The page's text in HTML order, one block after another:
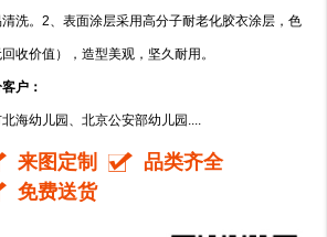
洗。2、表面涂层采用高分子耐老化胶衣涂层，色
收价值），造型美观，坚久耐用。
户：
海幼儿园、北京公安部幼儿园....
来图定制
品类齐全
免费送货